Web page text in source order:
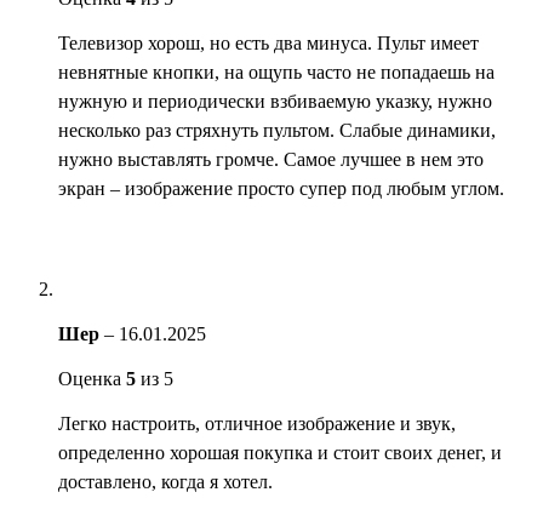
Телевизор хорош, но есть два минуса. Пульт имеет
невнятные кнопки, на ощупь часто не попадаешь на
нужную и периодически взбиваемую указку, нужно
несколько раз стряхнуть пультом. Слабые динамики,
нужно выставлять громче. Самое лучшее в нем это
экран – изображение просто супер под любым углом.
Шер – 16.01.2025
Оценка 5 из 5
Легко настроить, отличное изображение и звук,
определенно хорошая покупка и стоит своих денег, и
доставлено, когда я хотел.